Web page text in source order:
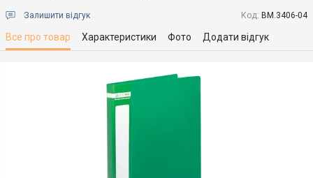
Залишити відгук Код: BM.3406-04
Все про товар Характеристики Фото Додати відгук